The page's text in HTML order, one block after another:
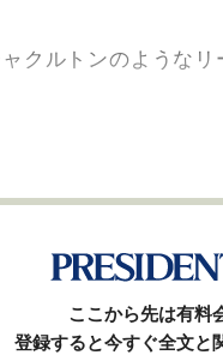
クルトンのような
ここから先は有料
登録すると今すぐ全文と